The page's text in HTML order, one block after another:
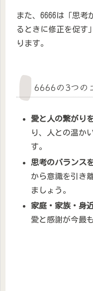
また、6666は「思考
るときに修正を促す
ります。
6666の3つの
愛と人の繋がり
り、人との温か
す。
思考のバランス
から意識を引き
ましょう。
家庭・家族・身
愛と感謝が今最